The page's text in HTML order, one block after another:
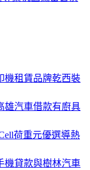
機租賃品牌乾西裝
雄汽車借款有廚具
荷重元優選導熱
機貸款與樹林汽車